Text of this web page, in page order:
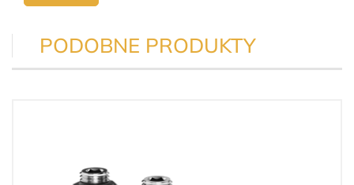
PODOBNE PRODUKTY